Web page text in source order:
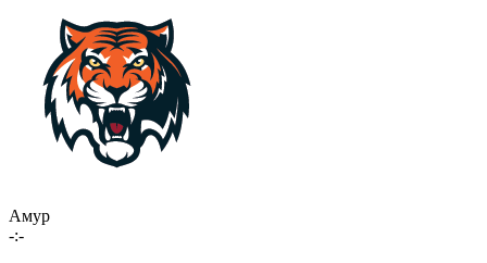
Амур
-:-